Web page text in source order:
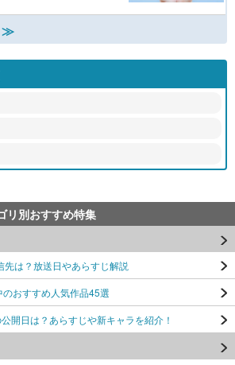
≫
リ別おすすめ特集
先は？放送日やあらすじ解説
のおすすめ人気作品45選
開日は？あらすじや新キャラを紹介！